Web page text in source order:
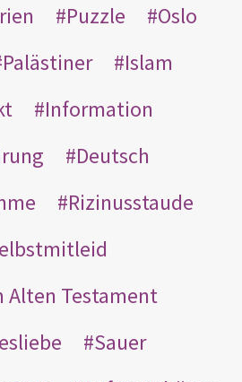
Puzzle
Oslo
Palästiner
Islam
Information
Deutsch
Rizinusstaude
Alten Testament
Sauer